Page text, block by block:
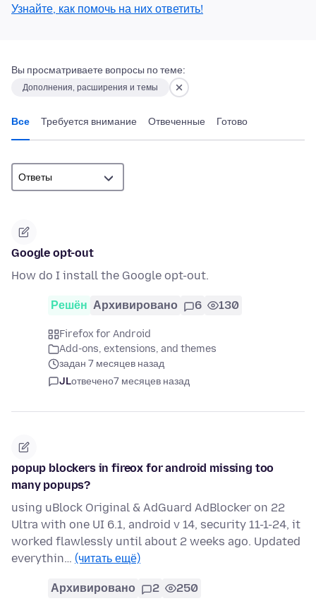
Узнайте, как помочь на них ответить!
Вы просматриваете вопросы по теме:
Дополнения, расширения и темы
Все Требуется внимание Отвеченные Готово
Google opt-out
How do I install the Google opt-out.
Решён Архивировано 6 130
Firefox for Android
Add-ons, extensions, and themes
задан 7 месяцев назад
JLотвечено7 месяцев назад
popup blockers in fireox for android missing too
many popups?
using uBlock Original & AdGuard AdBlocker on 22
Ultra with one UI 6.1, android v 14, security 11-1-24, it
worked flawlessly until about 2 weeks ago. Updated
everythin… (читать ещё)
Архивировано 2 250